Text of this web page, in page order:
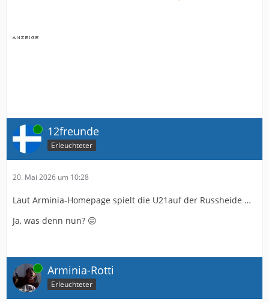
Online 12freunde
Erleuchteter
20. Mai 2026 um 10:28
Laut Arminia-Homepage spielt die U21auf der Russheide …
Ja, was denn nun? 😖
Online Arminia-Rotti
Erleuchteter